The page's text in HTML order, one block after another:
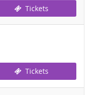
Tickets
Tickets